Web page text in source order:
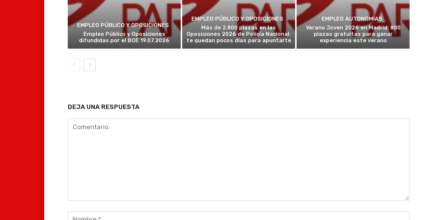
EMPLEO PÚBLICO Y OPOSICIONES
Empleo Público y Oposiciones
difundidas por el BOE 19.07.2026
EMPLEO PÚBLICO Y OPOSICIONES
Más de 2.800 plazas en las
Oposiciones 2026 de Policía Nacional:
te quedan pocos días para apuntarte
EMPLEO AUTONOMÍAS
Verano Joven 2026 en Madrid: 800
plazas gratuitas para ganar
experiencia este verano
DEJA UNA RESPUESTA